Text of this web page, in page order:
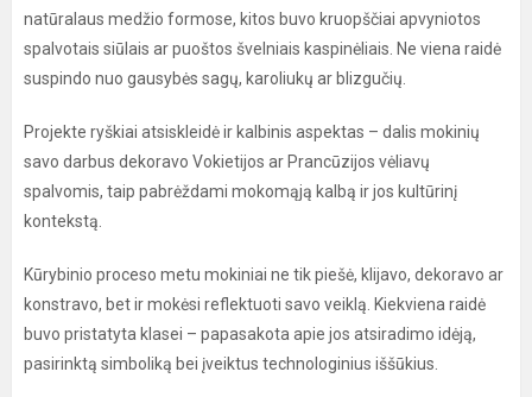
natūralaus medžio formose, kitos buvo kruopščiai apvyniotos
spalvotais siūlais ar puoštos švelniais kaspinėliais. Ne viena raidė
suspindo nuo gausybės sagų, karoliukų ar blizgučių.
Projekte ryškiai atsiskleidė ir kalbinis aspektas – dalis mokinių
savo darbus dekoravo Vokietijos ar Prancūzijos vėliavų
spalvomis, taip pabrėždami mokomąją kalbą ir jos kultūrinį
kontekstą.
Kūrybinio proceso metu mokiniai ne tik piešė, klijavo, dekoravo ar
konstravo, bet ir mokėsi reflektuoti savo veiklą. Kiekviena raidė
buvo pristatyta klasei – papasakota apie jos atsiradimo idėją,
pasirinktą simboliką bei įveiktus technologinius iššūkius.